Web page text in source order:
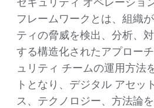
フレームワークとは、組織
ティの脅威を検出、分析、
する構造化されたアプロー
ュリティ チームの運用方法
トとなり、デジタル アセッ
ス、テクノロジー、方法論を